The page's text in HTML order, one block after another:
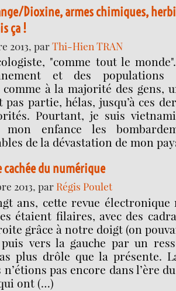
Dioxine, armes chimiques,
ça !
2013, parThi-Hien TRAN
"comme tout le
et des populations
comme à la majorité des gens,
pas partie, hélas, jusqu’à ces
Pourtant, je suis
mon enfance les
de la dévastation de mon
cachée du numérique
2013, par Régis Poulet
ans, cette revue électronique
étaient filaires, avec des
grâce à notre doigt (on
vers la gauche par un
plus drôle que la présente.
n’étions pas encore dans l’ère
ont (…)